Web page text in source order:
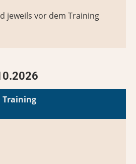
jeweils vor dem Training
Training